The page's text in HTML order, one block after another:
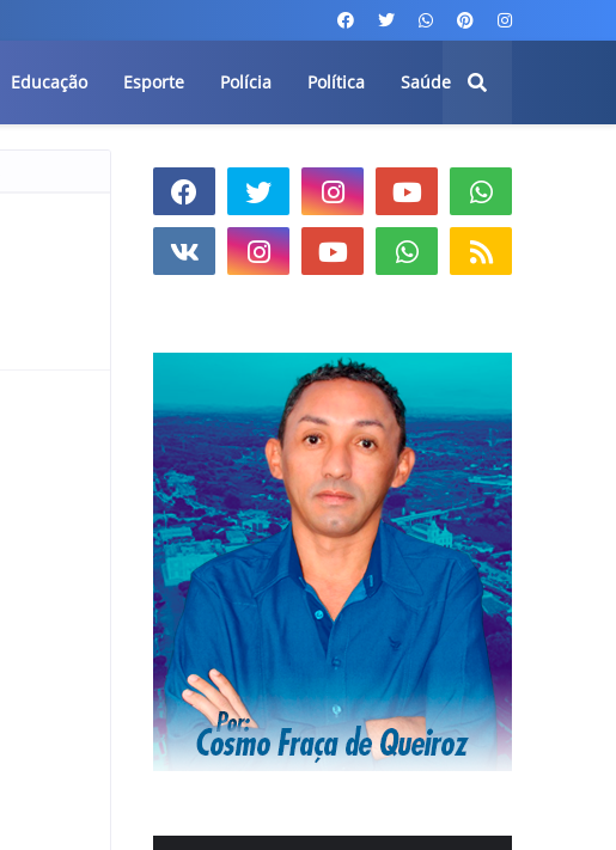
Educação Esporte Polícia Política Saúde